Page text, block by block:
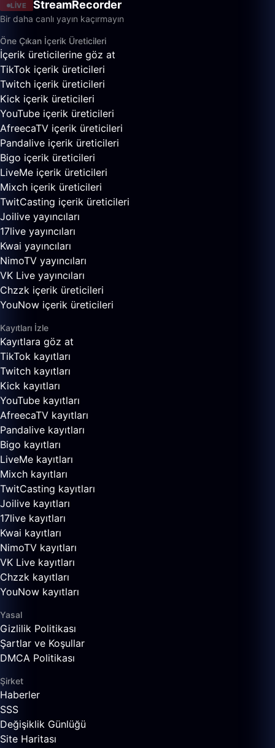
LIVE StreamRecorder
Bir daha canlı yayın kaçırmayın
Öne Çıkan İçerik Üreticileri
İçerik üreticilerine göz at
TikTok içerik üreticileri
Twitch içerik üreticileri
Kick içerik üreticileri
YouTube içerik üreticileri
AfreecaTV içerik üreticileri
Pandalive içerik üreticileri
Bigo içerik üreticileri
LiveMe içerik üreticileri
Mixch içerik üreticileri
TwitCasting içerik üreticileri
Joilive yayıncıları
17live yayıncıları
Kwai yayıncıları
NimoTV yayıncıları
VK Live yayıncıları
Chzzk içerik üreticileri
YouNow içerik üreticileri
Kayıtları İzle
Kayıtlara göz at
TikTok kayıtları
Twitch kayıtları
Kick kayıtları
YouTube kayıtları
AfreecaTV kayıtları
Pandalive kayıtları
Bigo kayıtları
LiveMe kayıtları
Mixch kayıtları
TwitCasting kayıtları
Joilive kayıtları
17live kayıtları
Kwai kayıtları
NimoTV kayıtları
VK Live kayıtları
Chzzk kayıtları
YouNow kayıtları
Yasal
Gizlilik Politikası
Şartlar ve Koşullar
DMCA Politikası
Şirket
Haberler
SSS
Değişiklik Günlüğü
Site Haritası